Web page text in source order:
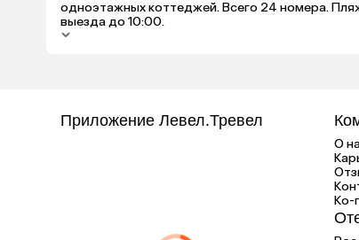
одноэтажных коттеджей. Всего 24 номера.
выезда до 10:00.
Приложение Левел.Тревел
О
Ко-